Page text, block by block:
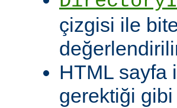
çizgisi ile
HTML sayfa
gerektiği gibi